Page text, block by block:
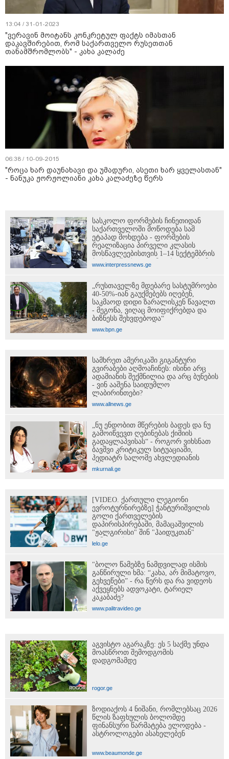
13:04 / 31-01-2023
"ვერავინ მოიტანს კონკრეტულ ფაქტს იმასთან
დაკავშირებით, რომ საქართველო რუსეთთან
თანამშრომლობს" - კახა კალაძე
06:38 / 10-09-2015
"როცა ხარ დაუნახავი და უმადური, ასეთი ხარ ყველასთან"
- ნანუკა ჟორჟოლიანი კახა კალაძეზე წერს
სასკოლო ფორმების ჩინეთიდან
საქართველოში მოწოდება სამ
ეტაპად მოხდება - ფორმების
რეალიზაცია პირველი კლასის
მოსწავლეებისთვის 1–14 სექტემბრის
პერიოდში, ხოლო მეორე და მესამე
ეტაპებზე - ოქტომბრიდან დეკემბრის
www.interpressnews.ge
„რუსთაველზე მდებარე სასტუმროები
40-50%-იან გაუქმებებს იღებენ,
საკმაოდ დიდი ზარალისკენ წავალთ
- მეგონა, ვიღაც მოიფიქრებდა და
ბიზნესს შეხვდებოდა“
www.bpn.ge
სამხრეთ ამერიკაში გიგანტური
გვირაბები აღმოაჩინეს: ისინი არც
ადამიანის შექმნილია და არც ბუნების
- ვინ ააშენა საიდუმლო
ლაბირინთები?
www.allnews.ge
„ნუ ენდობით მწერების ბადეს და ნუ
გამოიწვევთ ღებინებას ქიმიის
გადაყლაპვისას“ - როგორ ვიხსნათ
ბავშვი კრიტიკულ სიტუაციაში,
პედიატრ სალომე ახვლედიანის
რჩევები
mkurnali.ge
[VIDEO. ქართული ლეგიონი
ევროტურნირებზე] ჭანტურიშვილის
გოლი ქართველების
დაპირისპირებაში, მამაცაშვილის
"ჟალგირისი" შინ "ჰაიდუკთან"
განადგურდა...
lelo.ge
"ბოლო წამებზე ნამდვილად ისმის
განწირული ხმა: “კახა, არ მიმატოვო,
გეხვეწები” - რა წერს და რა ვიდეოს
აქვეყნებს ადვოკატი, ტარიელ
კაკაბაძე?
www.palitravideo.ge
აგვისტო აგარაკზე: ეს 5 საქმე უნდა
მოასწროთ შემოდგომის
დადგომამდე
rogor.ge
ზოდიაქოს 4 ნიშანი, რომლებსაც 2026
წლის ზაფხულის ბოლომდე
ფინანსური წარმატება ელოდება -
ასტროლოგები ასახელებენ
www.beaumonde.ge